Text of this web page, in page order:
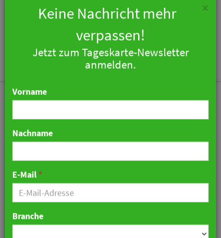
Hyatt zieht Bilanz des
ersten Quartals
21. Mai 2024 12:57 Uhr
Keine Nachricht mehr
verpassen!
Jetzt zum Tageskarte-Newsletter
Vorname
Nachname
E-Mail*
Branche